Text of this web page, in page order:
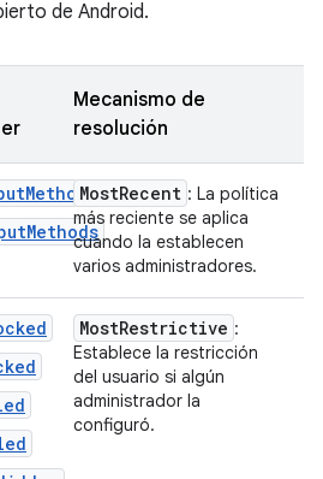
de Android.
Mecanismo de
resolución
MostRecent : La política
más reciente se aplica
cuando la establecen
varios administradores.
MostRestrictive :
Establece la restricción
del usuario si algún
administrador la
configuró.